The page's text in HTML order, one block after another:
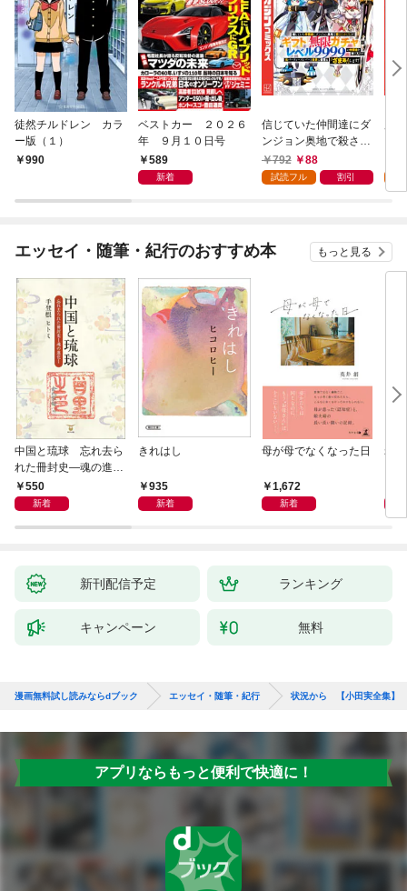
徒然チルドレン カラ
ー版（１）
990
ベストカー ２０２６
年 ９月１０日号
589
新着
信じていた仲間達にダ
ンジョン奥地で殺され
かけたがギフト『無限
ガチャ』でレベル９９
『ざまぁ！』します！
（１）
792 88
試読フル 割引
エッセイ・随筆・紀行のおすすめ本 もっと見る
中国と琉球 忘れ去ら
れた冊封史―魂の進化
―550
新着
きれはし
935
新着
母が母でなくなった日
1,672
新着
老
新刊配信予定 ランキング
キャンペーン 無料
漫画無料試し読みならdブック エッセイ・随筆・紀行 状況から 【小田実全集】
アプリならもっと便利で快適に！